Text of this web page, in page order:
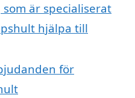
är specialiserat
hjälpa till
för